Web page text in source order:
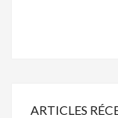
ARTICLES